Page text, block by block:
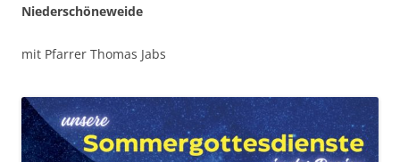
Niederschöneweide
mit Pfarrer Thomas Jabs